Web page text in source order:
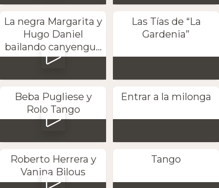
La negra Margarita y
Hugo Daniel
bailando canyengu...
Las Tías de “La
Gardenia”
Beba Pugliese y
Rolo Tango
Entrar a la milonga
Roberto Herrera y
Vanina Bilous
Tango